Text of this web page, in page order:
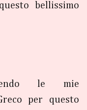
bellissimo
le mie
per questo